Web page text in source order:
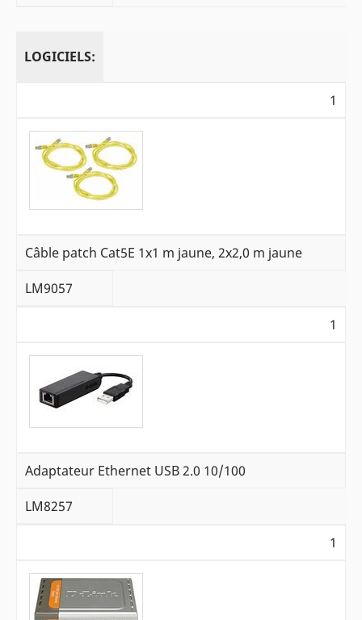
LOGICIELS:
1
Câble patch Cat5E 1x1 m jaune, 2x2,0 m jaune
LM9057
1
Adaptateur Ethernet USB 2.0 10/100
LM8257
1